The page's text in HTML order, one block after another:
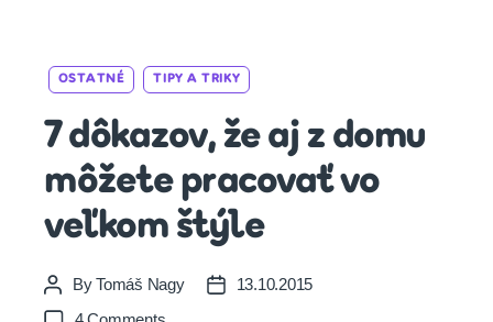
Categories
OSTATNÉ TIPY A TRIKY
7 dôkazov, že aj z domu
môžete pracovať vo
veľkom štýle
Post
author
ByTomáš Nagy
Post13.10.2015
on